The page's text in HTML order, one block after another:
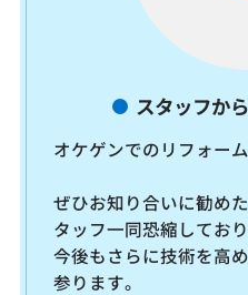
スタッフか
オケゲンでのリフォー
ぜひお知り合いに勧め
タッフ一同恐縮しており
今後もさらに技術を高
参ります。